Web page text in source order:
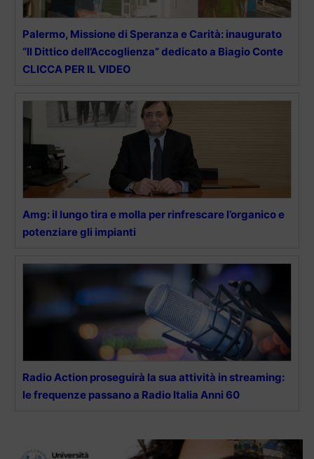
Palermo, Missione di Speranza e Carità: inaugurato
“Il Dittico dell’Accoglienza” dedicato a Biagio Conte
CLICCA PER IL VIDEO
Amg: il lungo tira e molla per rinfrescare l’organico e
potenziare gli impianti
Radio Action proseguirà la sua attività in streaming:
le frequenze passano a Radio Italia Anni 60